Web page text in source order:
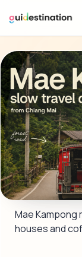
Mae Kampong
houses and